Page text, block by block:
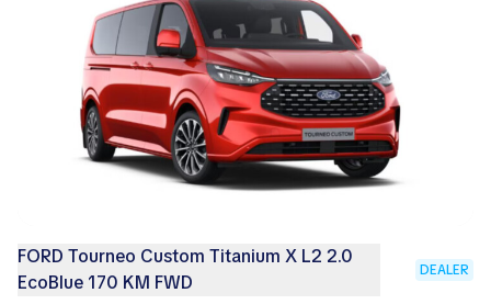
FORD Tourneo Custom Titanium X L2 2.0
EcoBlue 170 KM FWD
DEALER